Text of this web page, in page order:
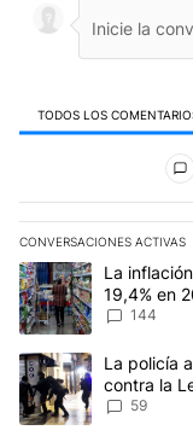
TODOS LOS
Todos los
CONVERSACIONES ACTIVAS
Este listado muestra
Un artículo de
La
19,4% en
144
Un artículo deLa policía
contra la
menos, 3
59